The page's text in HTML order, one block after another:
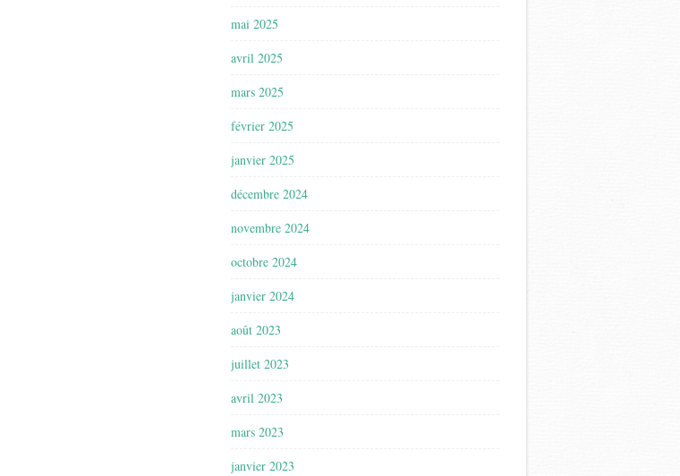
mai 2025
avril 2025
mars 2025
février 2025
janvier 2025
décembre 2024
novembre 2024
octobre 2024
janvier 2024
août 2023
juillet 2023
avril 2023
mars 2023
janvier 2023